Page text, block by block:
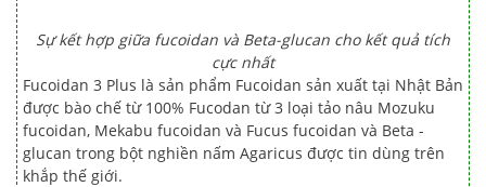
Sự kết hợp giữa fucoidan và Beta-glucan cho kết quả tích
cực nhất
Fucoidan 3 Plus là sản phẩm Fucoidan sản xuất tại Nhật Bản
được bào chế từ 100% Fucodan từ 3 loại tảo nâu Mozuku
fucoidan, Mekabu fucoidan và Fucus fucoidan và Beta -
glucan trong bột nghiền nấm Agaricus được tin dùng trên
khắp thế giới.